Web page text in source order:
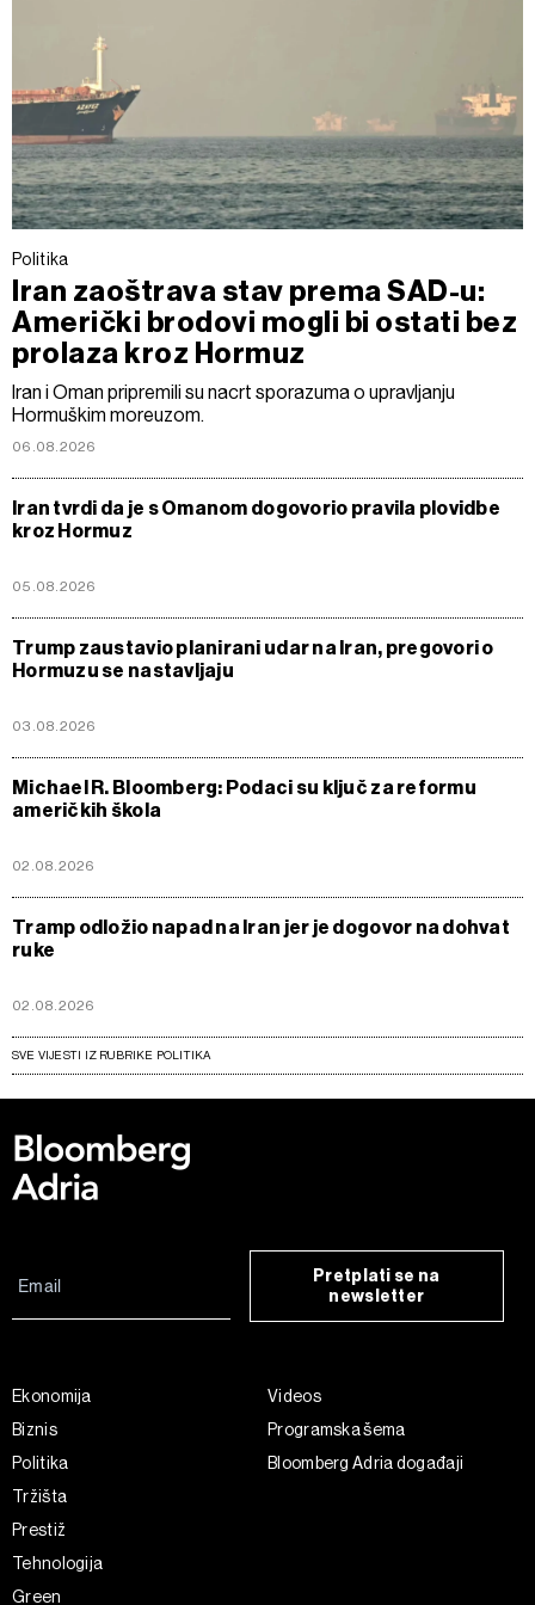
Politika
Iran zaoštrava stav prema SAD-u:
Američki brodovi mogli bi ostati bez
prolaza kroz Hormuz
Iran i Oman pripremili su nacrt sporazuma o upravljanju
Hormuškim moreuzom.
06.08.2026
Iran tvrdi da je s Omanom dogovorio pravila plovidbe
kroz Hormuz
05.08.2026
Trump zaustavio planirani udar na Iran, pregovori o
Hormuzu se nastavljaju
03.08.2026
Michael R. Bloomberg: Podaci su ključ za reformu
američkih škola
02.08.2026
Tramp odložio napad na Iran jer je dogovor na dohvat
ruke
02.08.2026
SVE VIJESTI IZ RUBRIKE POLITIKA
Pretplati se na
newsletter
Ekonomija
Biznis
Politika
Tržišta
Prestiž
Tehnologija
Green
Videos
Programska šema
Bloomberg Adria događaji